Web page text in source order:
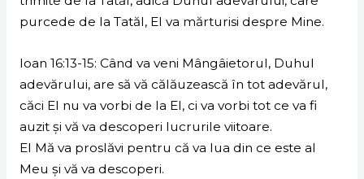
purcede de la Tatăl, El va mărturisi despre Mine.
Ioan 16:13-15: Când va veni Mângâietorul, Duhul
adevărului, are să vă călăuzească în tot adevărul,
căci El nu va vorbi de la El, ci va vorbi tot ce va fi
auzit şi vă va descoperi lucrurile viitoare.
El Mă va proslăvi pentru că va lua din ce este al
Meu şi vă va descoperi.